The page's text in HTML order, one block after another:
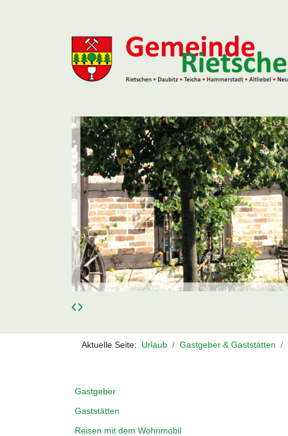
Aktuelle Seite: Urlaub Gastgeber & Gaststätten
Gastgeber
Gaststätten
Reisen mit dem Wohnmobil